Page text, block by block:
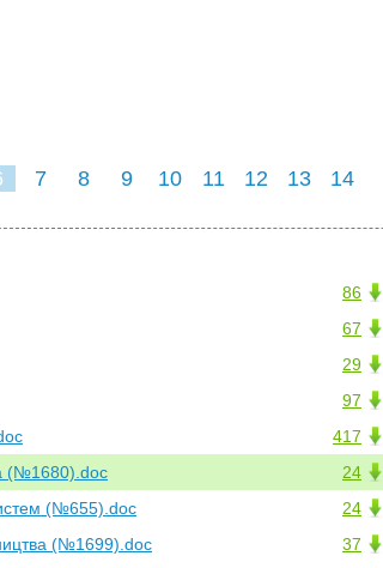
7 8 9 10 11 12 13 14
86
67
29
97
417
24
(№1680).doc
24
(№655).doc
37
(№1699).doc